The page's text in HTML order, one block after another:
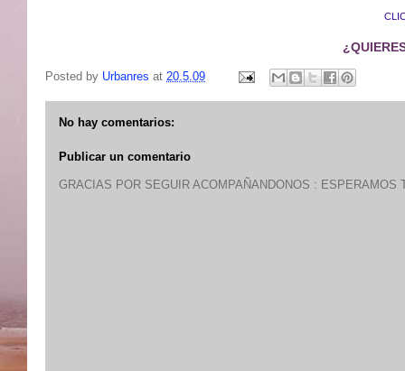
Posted by Urbanres at 20.5.09
No hay comentarios:
Publicar un comentario
GRACIAS POR SEGUIR ACOMPAÑANDONOS : ESPERAMOS